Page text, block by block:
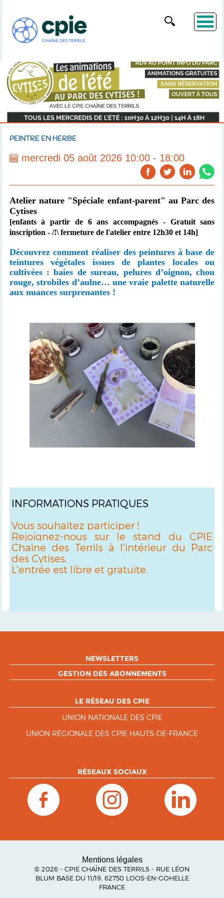
PEINTRE EN HERBE
mercredi 05 août 2026 10:00 - 18:00
Atelier nature "Spéciale enfant-parent" au Parc des
Cytises
[enfants à partir de 6 ans accompagnés - Gratuit sans
inscription - /!\ fermeture de l'atelier entre 12h30 et 14h]
Découvrez comment réaliser des peintures à base de
teintures végétales issues de plantes locales ou
cultivées : baies de sureau, pelures d’oignon, chou
rouge, strobiles d’aulne… une vraie palette naturelle
aux nuances surprenantes !
INFORMATIONS PRATIQUES
Vous souhaitez participer !
Rejoignez-nous sur le stand du CPIE
Chaîne des Terrils à l'intérieur du Parc
des Cytises.
L'entrée est libre et gratuite.
NEWSLETTERS
GESTION DES ABONNEMENTS
LE RÉSEAU DES CPIE
UNION NATIONALE DES CPIE
UNION RÉGIONALE DES CPIE HAUTS-DE-FRANCE
RÉSEAUX SOCIAUX
Mentions légales
© 2026 - CPIE CHAÎNE DES TERRILS - RUE LÉON
BLUM BASE DU 11/19, 62750 LOOS-EN-GOHELLE
FRANCE